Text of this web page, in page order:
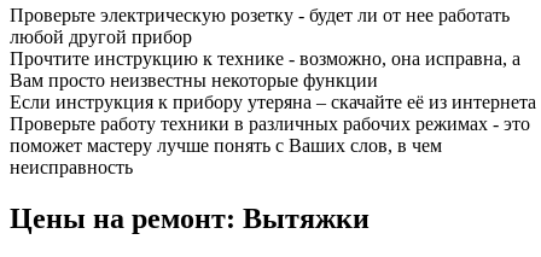
Проверьте электрическую розетку - будет ли от нее работать
любой другой прибор
Прочтите инструкцию к технике - возможно, она исправна, а
Вам просто неизвестны некоторые функции
Если инструкция к прибору утеряна – скачайте её из интернета
Проверьте работу техники в различных рабочих режимах - это
поможет мастеру лучше понять с Ваших слов, в чем
неисправность
Цены на ремонт: Вытяжки